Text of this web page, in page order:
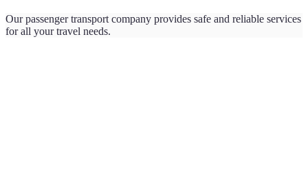
Our passenger transport company provides safe and reliable services
for all your travel needs.